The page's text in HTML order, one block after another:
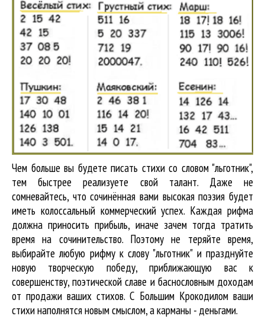
Чем больше вы будете писать стихи со словом "льготник",
тем быстрее реализуете свой талант. Даже не
сомневайтесь, что сочинённая вами высокая поэзия будет
иметь колоссальный коммерческий успех. Каждая рифма
должна приносить прибыль, иначе зачем тогда тратить
время на сочинительство. Поэтому не теряйте время,
выбирайте любую рифму к слову "льготник" и празднуйте
новую творческую победу, приближающую вас к
совершенству, поэтической славе и баснословным доходам
от продажи ваших стихов. С Большим Крокодилом ваши
стихи наполнятся новым смыслом, а карманы - деньгами.